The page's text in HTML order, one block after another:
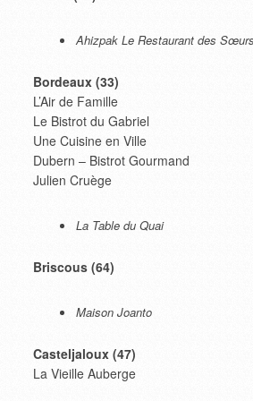
Ahizpak Le Restaurant des
Bordeaux (33)
L’Air de Famille
Le Bistrot du Gabriel
Une Cuisine en Ville
Dubern – Bistrot Gourmand
Julien Cruège
La Table du Quai
Briscous (64)
Maison Joanto
Casteljaloux (47)
La Vieille Auberge